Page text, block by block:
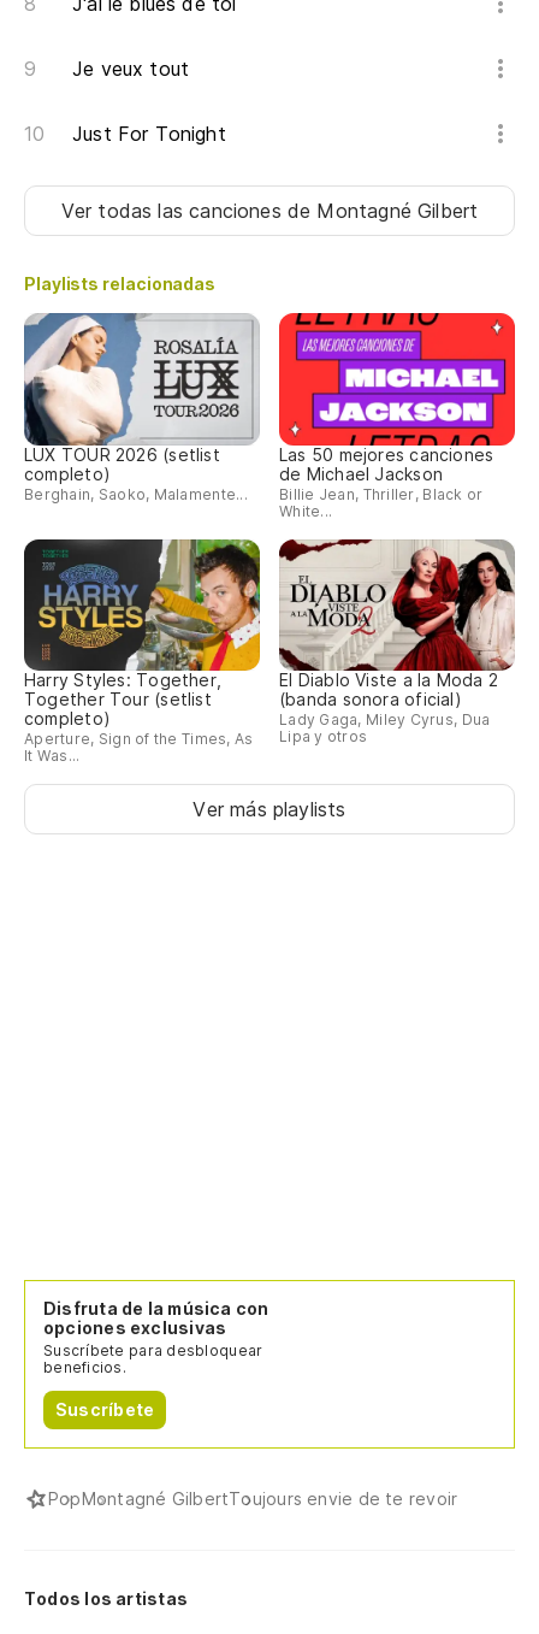
Je veux tout
Just For Tonight
Ver todas las canciones de Montagné Gilbert
Playlists relacionadas
LUX TOUR 2026 (setlist
completo)
Berghain, Saoko, Malamente...
Las 50 mejores canciones
de Michael Jackson
Billie Jean, Thriller, Black or
White...
Harry Styles: Together,
Together Tour (setlist
completo)
Aperture, Sign of the Times, As
It Was...
El Diablo Viste a la Moda 2
(banda sonora oficial)
Lady Gaga, Miley Cyrus, Dua
Lipa y otros
Ver más playlists
Disfruta de la música con
opciones exclusivas
Suscríbete para desbloquear
beneficios.
Suscríbete
PopMontagné GilbertToujours envie de te revoir
Todos los artistas